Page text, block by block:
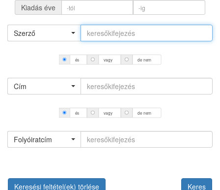
Kiadás éve
Szerző
és vagy de nem
Cím
és vagy de nem
Folyóiratcím
Keresési feltétel(ek) törlése